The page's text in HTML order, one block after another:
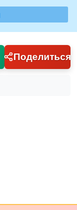
Поделиться